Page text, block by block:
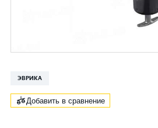
ЭВРИКА
Добавить в сравнение